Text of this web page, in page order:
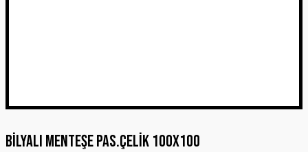
Bilyalı Menteşe Pas.Çelik 100x100